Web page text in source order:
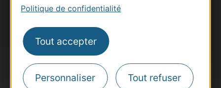
Politique de confidentialité
Tout accepter
Personnaliser Tout refuser
Pros d'Occitanie
Voyagistes
Destination Sport
Inscrivez-vous à la lettre d'information
Destination Occitanie pour recevoir des
suggestions de séjours, de visites et de sorties.